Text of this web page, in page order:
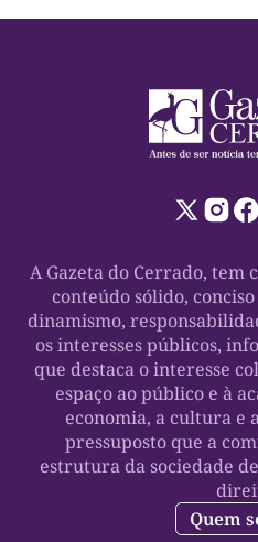
A Gazeta do Cerrado, tem
conteúdo sólido,
dinamismo,
os interesses públicos,
que destaca o interesse
espaço ao público e à
economia, a cultura e
pressuposto que a
estrutura da sociedade
Quem